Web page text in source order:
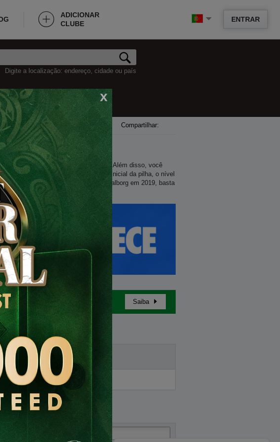
ENTRAR
ADICIONAR
CLUBE
Digite a localização: endereço, cidade ou país
x
Compartilhar:
semana e anúncios da próxima série. Além disso, você
de entrada, hora de início, tamanho inicial da pilha, o nível
por torneios de poker em Aalborg em 2019, basta
Saiba